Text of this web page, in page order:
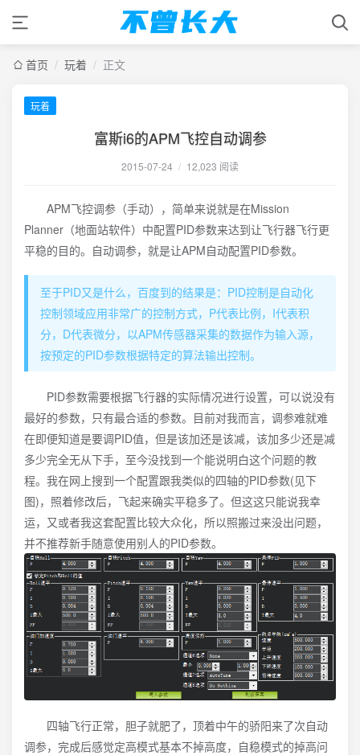
首页 / 玩着 / 正文
玩着
富斯i6的APM飞控自动调参
2015-07-24 / 12,023 阅读
APM飞控调参（手动），简单来说就是在Mission
Planner（地面站软件）中配置PID参数来达到让飞行器飞行更
平稳的目的。自动调参，就是让APM自动配置PID参数。
至于PID又是什么，百度到的结果是：PID控制是自动化
控制领域应用非常广的控制方式，P代表比例，I代表积
分，D代表微分，以APM传感器采集的数据作为输入源，
按预定的PID参数根据特定的算法输出控制。
PID参数需要根据飞行器的实际情况进行设置，可以说没有
最好的参数，只有最合适的参数。目前对我而言，调参难就难
在即便知道是要调PID值，但是该加还是该减，该加多少还是减
多少完全无从下手，至今没找到一个能说明白这个问题的教
程。我在网上搜到一个配置跟我类似的四轴的PID参数(见下
图)，照着修改后，飞起来确实平稳多了。但这这只能说我幸
运，又或者我这套配置比较大众化，所以照搬过来没出问题，
并不推荐新手随意使用别人的PID参数。
四轴飞行正常，胆子就肥了，顶着中午的骄阳来了次自动
调参，完成后感觉定高模式基本不掉高度，自稳模式的掉高问